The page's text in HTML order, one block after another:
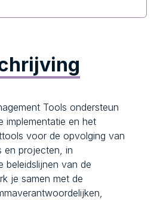
Tools ondersteun
implementatie en het
voor de opvolging van
en projecten, in
beleidslijnen van de
je samen met de